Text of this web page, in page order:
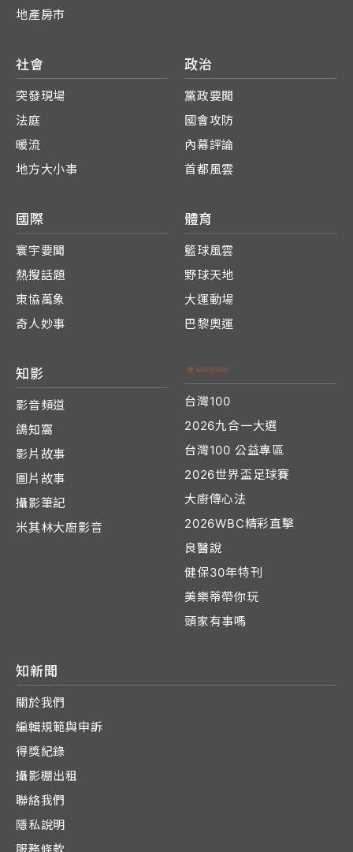
地產房市
社會
突發現場
法庭
暖流
地方大小事
政治
黨政要聞
國會攻防
內幕評論
首都風雲
國際
寰宇要聞
熱搜話題
東協萬象
奇人妙事
體育
籃球風雲
野球天地
大運動場
巴黎奧運
知影
影音頻道
鴿知窩
影片故事
圖片故事
攝影筆記
米其林大廚影音
台灣100
2026九合一大選
台灣100 公益專區
2026世界盃足球賽
大廚傳心法
2026WBC精彩直擊
良醫說
健保30年特刊
美樂蒂帶你玩
頭家有事嗎
知新聞
關於我們
編輯規範與申訴
得獎紀錄
攝影棚出租
聯絡我們
隱私說明